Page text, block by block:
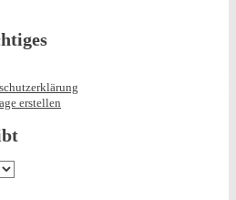
erstellen